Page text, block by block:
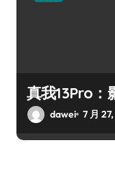
真我13Pro：
dawei 7 月